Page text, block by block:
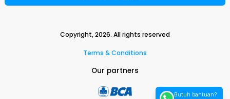
Copyright,2026. All rights reserved
Terms & Conditions
Our partners
Butuh bantuan?